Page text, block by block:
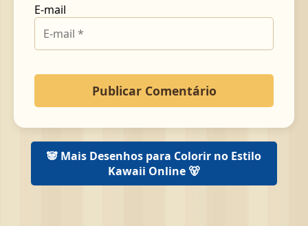
E-mail
🐼 Mais Desenhos para Colorir no Estilo
Kawaii Online 🐻